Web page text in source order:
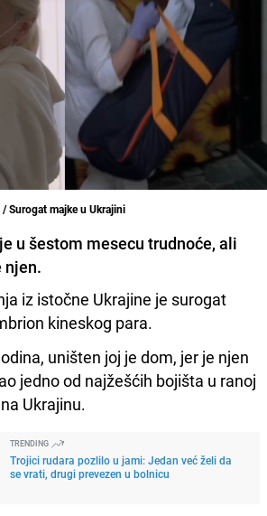
Surogat majke u Ukrajini
u šestom mesecu trudnoće, ali
njen.
iz istočne Ukrajine je surogat
kineskog para.
uništen joj je dom, jer je njen
jedno od najžešćih bojišta u ranoj
Ukrajinu.
TRENDING
Trojici rudara pozlilo u jami: Jedan već želi da
se vrati, drugi prevezen u bolnicu